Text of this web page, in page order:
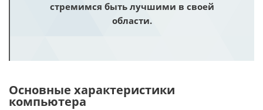
стремимся быть лучшими в своей
области.
Основные характеристики
компьютера